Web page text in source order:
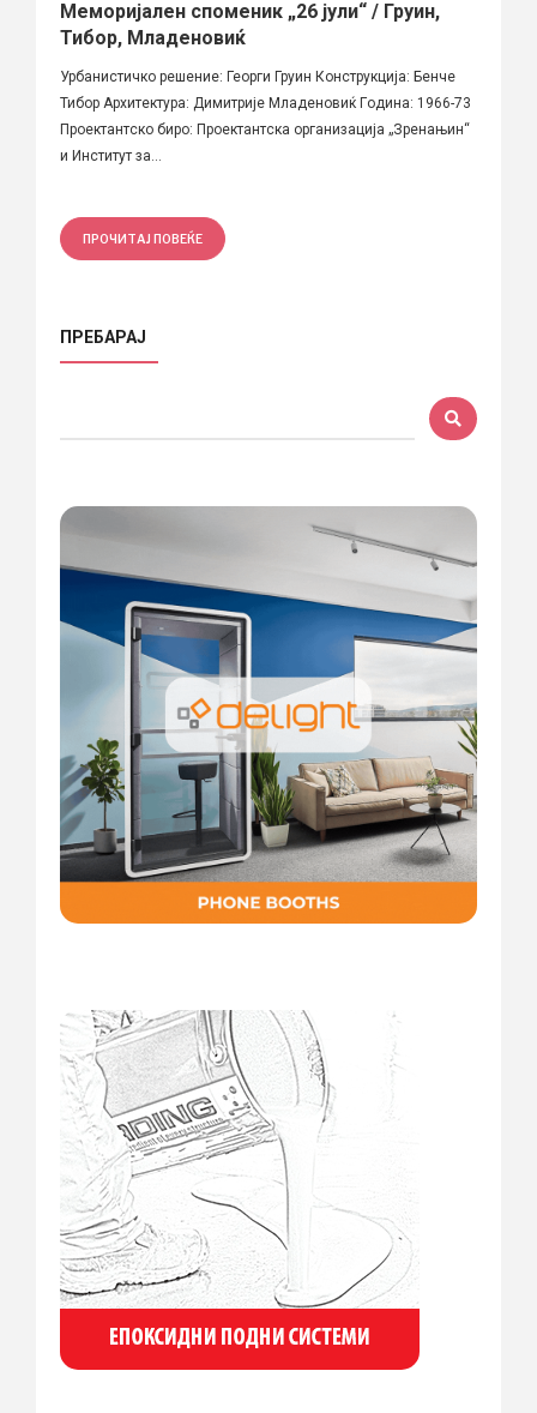
Меморијален споменик „26 јули“ / Груин,
Тибор, Младеновиќ
Урбанистичко решение: Георги Груин Конструкција: Бенче
Тибор Архитектура: Димитрије Младеновиќ Гoдина: 1966-73
Проектантско биро: Проектантска организација „Зренањин“
и Институт за...
ПРОЧИТАЈ ПОВЕЌЕ
ПРЕБАРАЈ